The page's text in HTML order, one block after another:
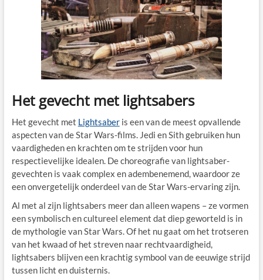
Het gevecht met lightsabers
Het gevecht met Lightsaberis een van de meest opvallende
aspecten van de Star Wars-films. Jedi en Sith gebruiken hun
vaardigheden en krachten om te strijden voor hun
respectievelijke idealen. De choreografie van lightsaber-
gevechten is vaak complex en adembenemend, waardoor ze
een onvergetelijk onderdeel van de Star Wars-ervaring zijn.
Al met al zijn lightsabers meer dan alleen wapens – ze vormen
een symbolisch en cultureel element dat diep geworteld is in
de mythologie van Star Wars. Of het nu gaat om het trotseren
van het kwaad of het streven naar rechtvaardigheid,
lightsabers blijven een krachtig symbool van de eeuwige strijd
tussen licht en duisternis.